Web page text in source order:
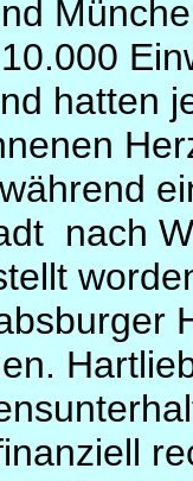
hatten
nach